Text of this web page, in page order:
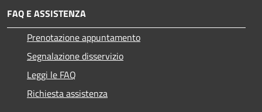
FAQ E ASSISTENZA
Prenotazione appuntamento
Segnalazione disservizio
Leggi le FAQ
Richiesta assistenza